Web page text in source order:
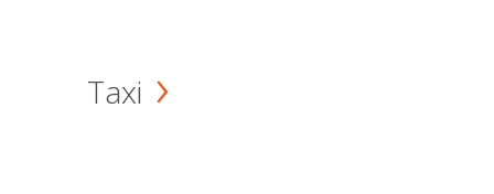
Taxi